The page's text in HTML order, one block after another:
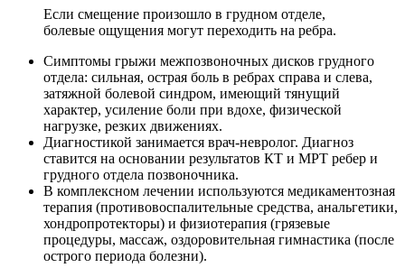
Если смещение произошло в грудном отделе,
болевые ощущения могут переходить на ребра.
Симптомы грыжи межпозвоночных дисков грудного
отдела: сильная, острая боль в ребрах справа и слева,
затяжной болевой синдром, имеющий тянущий
характер, усиление боли при вдохе, физической
нагрузке, резких движениях.
Диагностикой занимается врач-невролог. Диагноз
ставится на основании результатов КТ и МРТ ребер и
грудного отдела позвоночника.
В комплексном лечении используются медикаментозная
терапия (противовоспалительные средства, анальгетики,
хондропротекторы) и физиотерапия (грязевые
процедуры, массаж, оздоровительная гимнастика (после
острого периода болезни).